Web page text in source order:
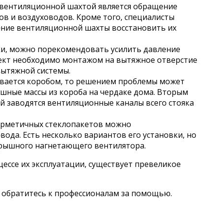
шахтой является обращение
воздуховодов. Кроме того, специалисты
вентиляционной шахты восстановить их
можно порекомендовать усилить давление
необходимо монтажом на вытяжное отверстие
системы.
коробом, то решением проблемы может
массы из короба на чердаке дома. Вторым
вентиляционные каналы всего стояка
стеклопакетов можно
Есть несколько вариантов его установки, но
нагнетающего вентилятора.
их эксплуатации, существует превеликое
к профессионалам за помощью.